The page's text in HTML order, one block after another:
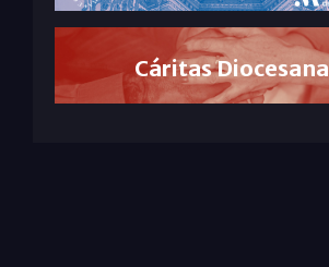
Cáritas Diocesana